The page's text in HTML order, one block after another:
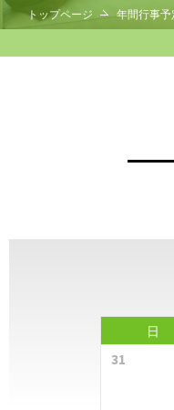
トップページ 年間行事予
日
31